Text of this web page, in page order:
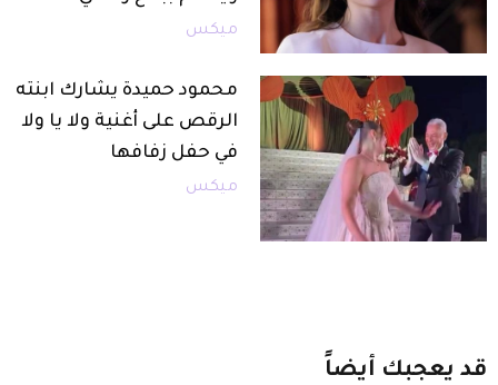
ميكس
محمود حميدة يشارك ابنته
الرقص على أغنية ولا يا ولا
في حفل زفافها
ميكس
قد يعجبك أيضاً